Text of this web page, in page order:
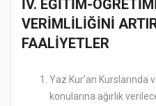
İV. EĞİTİM-
VERİMLİLİĞİNİ
FAALİYETLER
Yaz Kur’an
konularına ağırlık